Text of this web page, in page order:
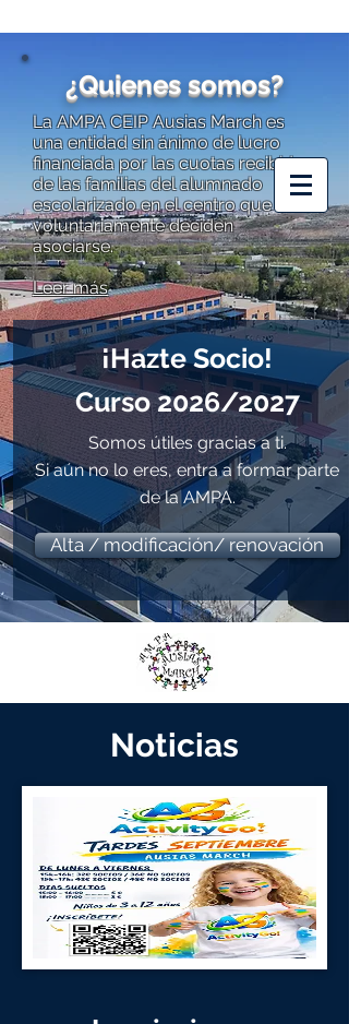
AMPA CEIP
AUSIAS MARCH
¿Quienes somos?
La AMPA CEIP Ausias March es
una entidad sin ánimo de lucro
financiada por las cuotas recibidas
de las familias del alumnado
escolarizado en el centro que
voluntariamente deciden
asociarse.
Leer más
¡Hazte Socio!
Curso 2026/2027
Somos útiles gracias a ti.
Si aún no lo eres, entra a formar parte
de la AMPA.
Alta / modificación/ renovación
Noticias